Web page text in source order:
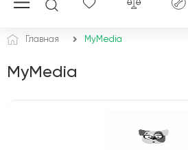
Главная MyMedia
MyMedia